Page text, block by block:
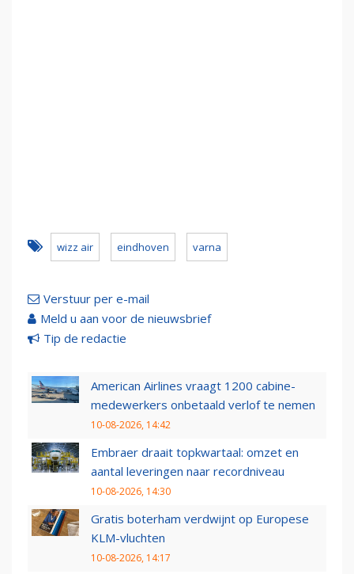
wizz air eindhoven varna
Verstuur per e-mail
Meld u aan voor de nieuwsbrief
Tip de redactie
American Airlines vraagt 1200 cabine-
medewerkers onbetaald verlof te nemen
10-08-2026, 14:42
Embraer draait topkwartaal: omzet en
aantal leveringen naar recordniveau
10-08-2026, 14:30
Gratis boterham verdwijnt op Europese
KLM-vluchten
10-08-2026, 14:17